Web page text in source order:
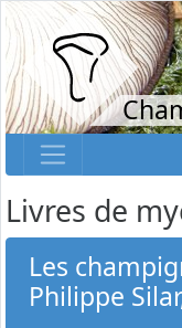
Livres de
Les
Philippe